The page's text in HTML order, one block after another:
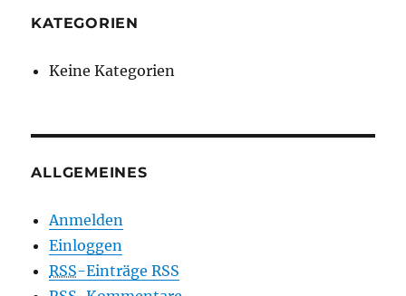
KATEGORIEN
Keine Kategorien
ALLGEMEINES
Anmelden
Einloggen
RSS-Einträge RSS